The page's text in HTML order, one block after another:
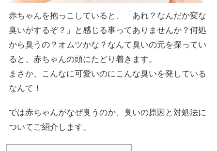
赤ちゃんを抱っこしていると、「あれ？なんだか変な
臭いがするぞ？」と感じる事ってありませんか？何処
から臭うの？オムツかな？なんて臭いの元を探ってい
ると、赤ちゃんの頭にたどり着きます。
まさか、こんなに可愛いのにこんな臭いを発している
なんて！
では赤ちゃんがなぜ臭うのか、臭いの原因と対処法に
ついてご紹介します。